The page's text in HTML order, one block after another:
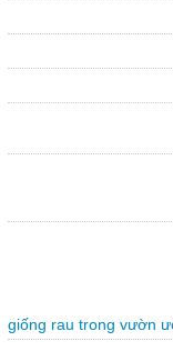
giống rau trong vườn